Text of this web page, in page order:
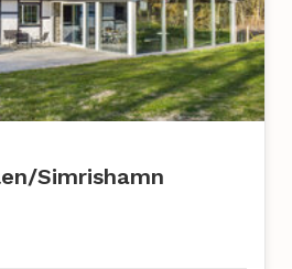
Simrishamn